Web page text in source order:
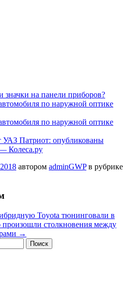
значки на панели приборов?
по наружной оптике
по наружной оптике
УАЗ Патриот: опубликованы
Колеса.ру
автором adminGWPв рубрике
Toyota тюнинговали в
столкновения между
→